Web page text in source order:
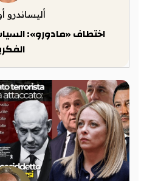
أليساندرو
اختطاف «مادورو»: